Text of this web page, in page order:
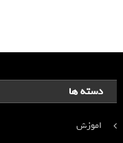
دسته ها
اموزش